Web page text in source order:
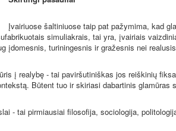
Įvairiuose šaltiniuose taip pat pažymima, kad
simuliakrais, tai yra, įvairiais
įdomesnis, turiningesnis ir gražesnis nei
į realybę - tai paviršutiniškas jos reiškinių
Būtent tuo ir skiriasi dabartinis
- tai pirmiausiai filosofija, sociologija,